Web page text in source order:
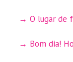
O lugar de
Bom dia!